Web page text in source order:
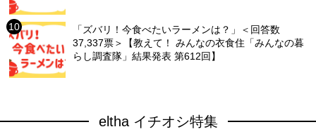
「ズバリ！今食べたいラーメンは？」＜回答数
37,337票＞【教えて！ みんなの衣食住「みんなの暮
らし調査隊」結果発表 第612回】
eltha イチオシ特集